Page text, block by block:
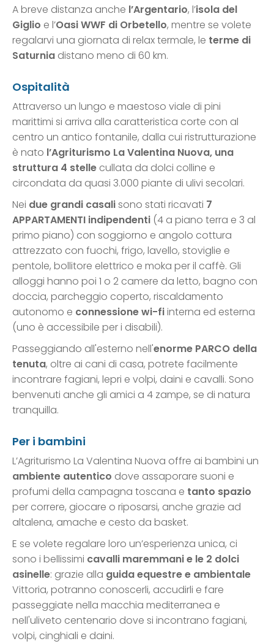
A breve distanza anche l’Argentario, l’isola del
Giglio e l’Oasi WWF di Orbetello, mentre se volete
regalarvi una giornata di relax termale, le terme di
Saturnia distano meno di 60 km.
Ospitalità
Attraverso un lungo e maestoso viale di pini
marittimi si arriva alla caratteristica corte con al
centro un antico fontanile, dalla cui ristrutturazione
è nato l’Agriturismo La Valentina Nuova, una
struttura 4 stelle cullata da dolci colline e
circondata da quasi 3.000 piante di ulivi secolari.
Nei due grandi casalisono stati ricavati 7
APPARTAMENTI indipendenti (4 a piano terra e 3 al
primo piano) con soggiorno e angolo cottura
attrezzato con fuochi, frigo, lavello, stoviglie e
pentole, bollitore elettrico e moka per il caffè. Gli
alloggi hanno poi 1 o 2 camere da letto, bagno con
doccia, parcheggio coperto, riscaldamento
autonomo e connessione wi-fiinterna ed esterna
(uno è accessibile per i disabili).
Passeggiando all'esterno nell'enorme PARCO della
tenuta, oltre ai cani di casa, potrete facilmente
incontrare fagiani, lepri e volpi, daini e cavalli. Sono
benvenuti anche gli amici a 4 zampe, se di natura
tranquilla.
Per i bambini
L’Agriturismo La Valentina Nuova offre ai bambini un
ambiente autentico dove assaporare suoni e
profumi della campagna toscana e tanto spazio
per correre, giocare o riposarsi, anche grazie ad
altalena, amache e cesto da basket.
E se volete regalare loro un’esperienza unica, ci
sono i bellissimi cavalli maremmani e le 2 dolci
asinelle: grazie alla guida equestre e ambientale
Vittoria, potranno conoscerli, accudirli e fare
passeggiate nella macchia mediterranea e
nell'uliveto centenario dove si incontrano fagiani,
volpi, cinghiali e daini.